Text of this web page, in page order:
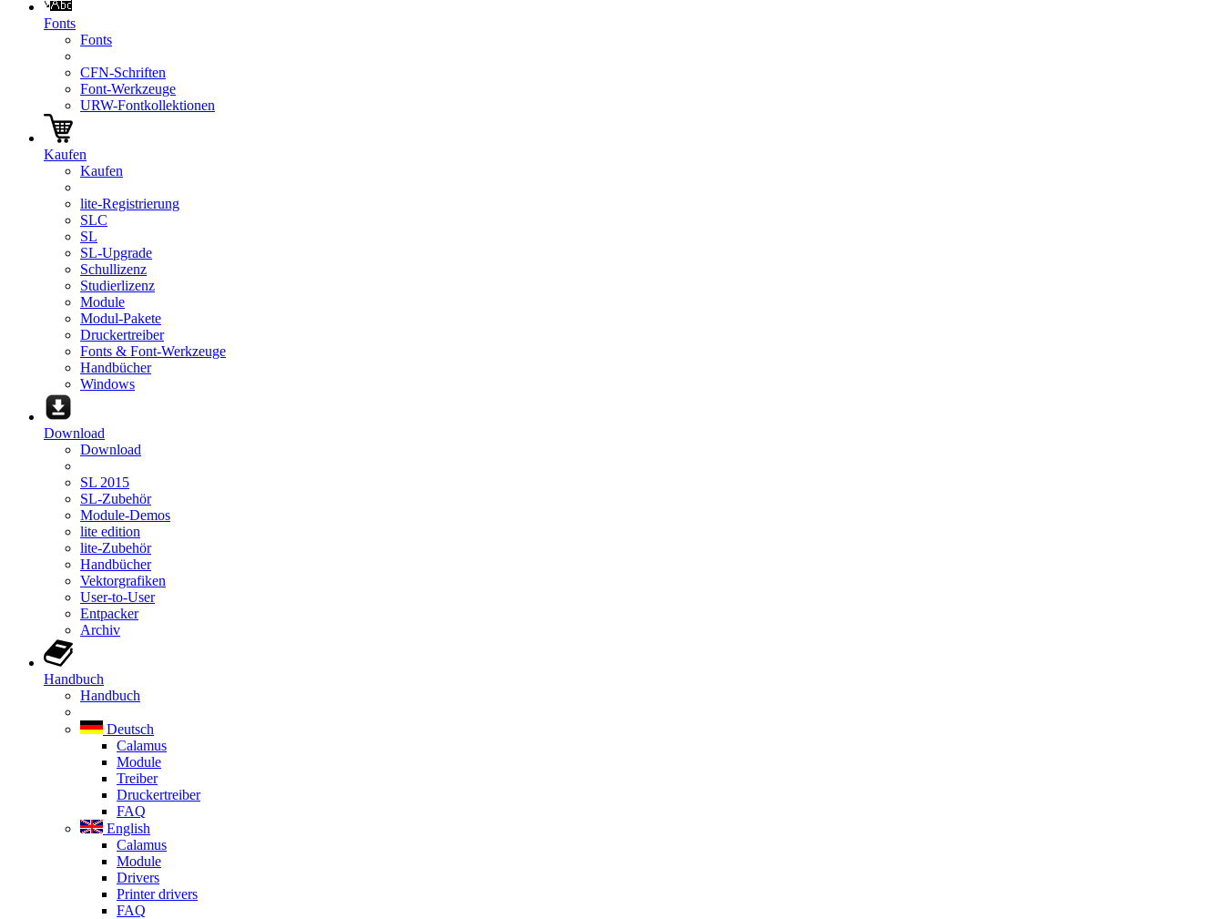
Fonts
Fonts
CFN-Schriften
Font-Werkzeuge
URW-Fontkollektionen
Kaufen
Kaufen
lite-Registrierung
SLC
SL
SL-Upgrade
Schullizenz
Studierlizenz
Module
Modul-Pakete
Druckertreiber
Fonts & Font-Werkzeuge
Handbücher
Windows
Download
Download
SL 2015
SL-Zubehör
Module-Demos
lite edition
lite-Zubehör
Handbücher
Vektorgrafiken
User-to-User
Entpacker
Archiv
Handbuch
Handbuch
Deutsch
Calamus
Module
Treiber
Druckertreiber
FAQ
English
Calamus
Module
Drivers
Printer drivers
FAQ